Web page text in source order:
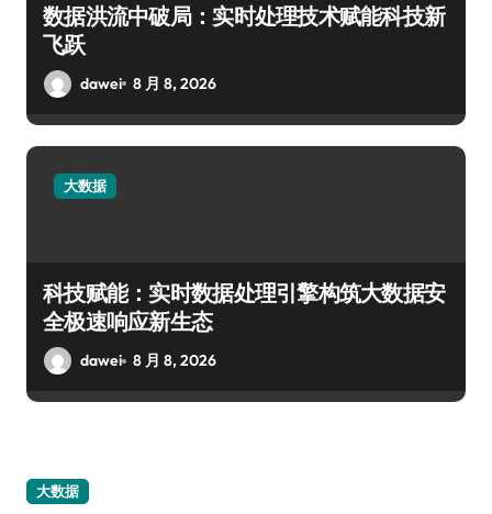
数据洪流中破局：实时处理技术赋能科技新
飞跃
dawei 8 月 8, 2026
大数据
科技赋能：实时数据处理引擎构筑大数据安
全极速响应新生态
dawei 8 月 8, 2026
大数据